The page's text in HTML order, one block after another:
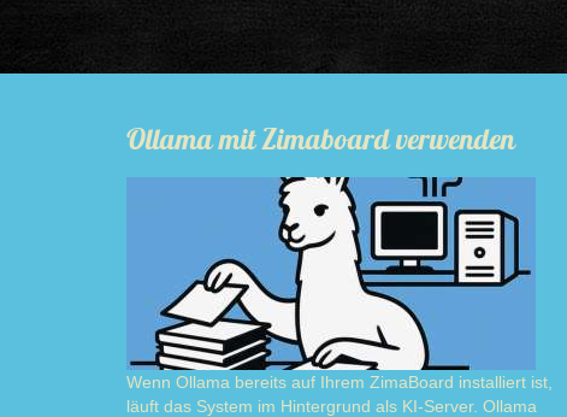
Ollama mit Zimaboard verwenden
Wenn Ollama bereits auf Ihrem ZimaBoard installiert ist,
läuft das System im Hintergrund als KI-Server. Ollama